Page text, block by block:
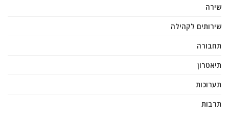
שירה
שירותים לקהילה
תחבורה
תיאטרון
תערוכות
תרבות